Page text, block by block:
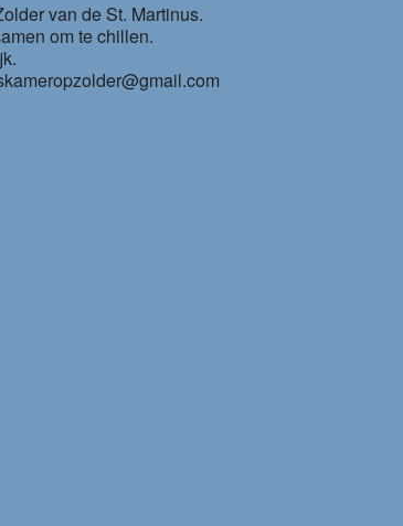
van de St. Martinus.
om te chillen.